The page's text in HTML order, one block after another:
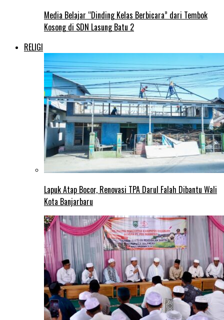
Media Belajar “Dinding Kelas Berbicara” dari Tembok
Kosong di SDN Lasung Batu 2
RELIGI
Lapuk Atap Bocor, Renovasi TPA Darul Falah Dibantu Wali
Kota Banjarbaru